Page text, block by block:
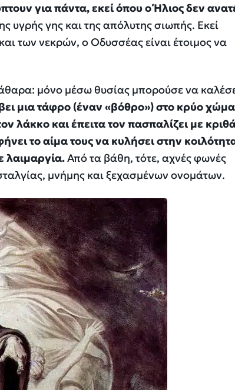
για πάντα, εκεί όπου ο Ήλιος δεν
υγρής γης και της απόλυτης σιωπής. Εκεί
των νεκρών, ο Οδυσσέας είναι έτοιμος να
μόνο μέσω θυσίας μπορούσε να
μια τάφρο (έναν «βόθρο») στο κρύο
λάκκο και έπειτα τον πασπαλίζει με
το αίμα τους να κυλήσει στην
λαιμαργία.Από τα βάθη, τότε, αχνές φωνές
μνήμης και ξεχασμένων ονομάτων.